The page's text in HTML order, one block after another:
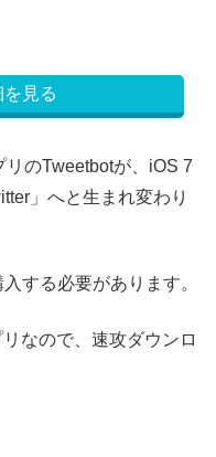
見る
のTweetbotが、iOS 7
」へと生まれ変わり
する必要があります。
なので、速攻ダウンロ